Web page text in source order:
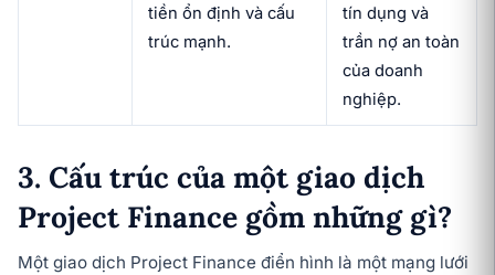
tiền ổn định và cấu
trúc mạnh.
tín dụng và
trần nợ an toàn
của doanh
nghiệp.
3. Cấu trúc của một giao dịch
Project Finance gồm những gì?
Một giao dịch Project Finance điển hình là một mạng lưới